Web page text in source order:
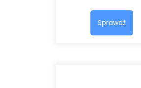
Sprawdź